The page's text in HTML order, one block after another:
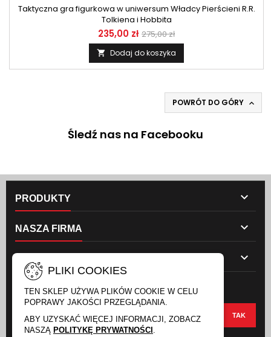
Taktyczna gra figurkowa w uniwersum Władcy Pierścieni R.R.
Tolkiena i Hobbita
235,00 zł 275,00 zł
 Dodaj do koszyka
POWRÓT DO GÓRY 
Śledź nas na Facebooku
PRODUKTY 
NASZA FIRMA 

PLIKI COOKIES
TEN SKLEP UŻYWA PLIKÓW COOKIE W CELU
POPRAWY JAKOŚCI PRZEGLĄDANIA.
ABY UZYSKAĆ WIĘCEJ INFORMACJI, ZOBACZ
NASZĄ POLITYKĘ PRYWATNOŚCI .
NEWSLETTER